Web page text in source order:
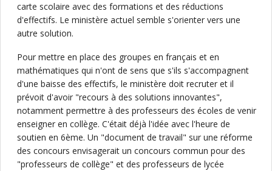
carte scolaire avec des formations et des réductions
d'effectifs. Le ministère actuel semble s'orienter vers une
autre solution.
Pour mettre en place des groupes en français et en
mathématiques qui n'ont de sens que s'ils s'accompagnent
d'une baisse des effectifs, le ministère doit recruter et il
prévoit d'avoir "recours à des solutions innovantes",
notamment permettre à des professeurs des écoles de venir
enseigner en collège. C'était déjà l'idée avec l'heure de
soutien en 6ème. Un "document de travail" sur une réforme
des concours envisagerait un concours commun pour des
"professeurs de collège" et des professeurs de lycée